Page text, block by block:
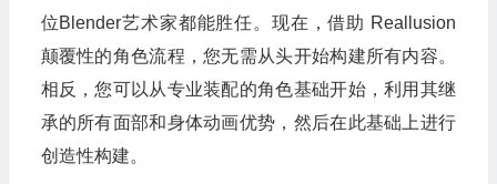
位Blender艺术家都能胜任。现在，借助 Reallusion
颠覆性的角色流程，您无需从头开始构建所有内容。
相反，您可以从专业装配的角色基础开始，利用其继
承的所有面部和身体动画优势，然后在此基础上进行
创造性构建。